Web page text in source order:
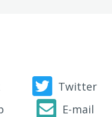
Twitter
E-mail